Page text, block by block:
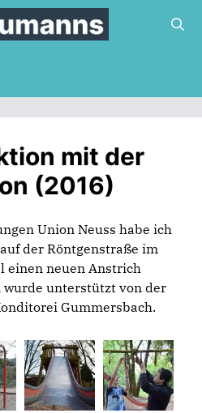
mit der
(2016)
Union Neuss habe ich
der Röntgenstraße im
einen neuen Anstrich
wurde unterstützt von der
Gummersbach.